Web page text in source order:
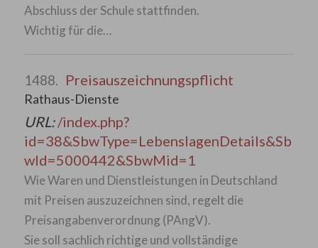
Abschluss der Schule stattfinden.
Wichtig für die…
1488. Preisauszeichnungspflicht
Rathaus-Dienste
URL:/index.php?
id=38&SbwType=LebenslagenDetails&Sb
wId=5000442&SbwMid=1
Wie Waren und Dienstleistungen in Deutschland
mit Preisen auszuzeichnen sind, regelt die
Preisangabenverordnung (PAngV).
Sie soll sachlich richtige und vollständige